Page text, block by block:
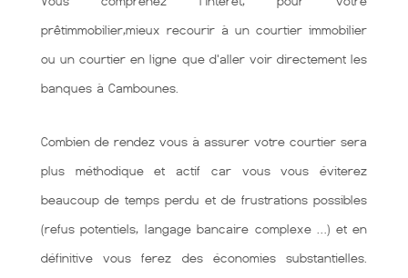
prêtimmobilier,mieux recourir à un courtier immobilier
ou un courtier en ligne que d'aller voir directement les
banques à Cambounes.
Combien de rendez vous à assurer votre courtier sera
plus méthodique et actif car vous vous éviterez
beaucoup de temps perdu et de frustrations possibles
(refus potentiels, langage bancaire complexe …) et en
définitive vous ferez des économies substantielles.